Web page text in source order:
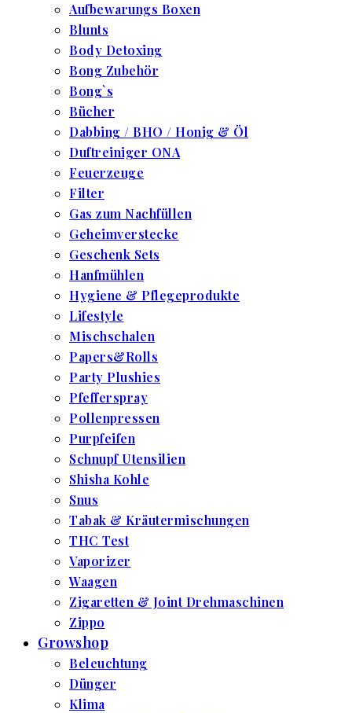
Aufbewarungs Boxen
Blunts
Body Detoxing
Bong Zubehör
Bong`s
Bücher
Dabbing / BHO / Honig & Öl
Duftreiniger ONA
Feuerzeuge
Filter
Gas zum Nachfüllen
Geheimverstecke
Geschenk Sets
Hanfmühlen
Hygiene & Pflegeprodukte
Lifestyle
Mischschalen
Papers&Rolls
Party Plushies
Pfefferspray
Pollenpressen
Purpfeifen
Schnupf Utensilien
Shisha Kohle
Snus
Tabak & Kräutermischungen
THC Test
Vaporizer
Waagen
Zigaretten & Joint Drehmaschinen
Zippo
Growshop
Beleuchtung
Dünger
Klima